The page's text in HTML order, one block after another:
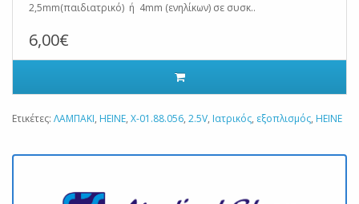
2,5mm(παιδιατρικό) ή 4mm (ενηλίκων) σε συσκ..
6,00€
Ετικέτες: ΛΑΜΠΑΚΙ, ΗΕΙΝΕ, Χ-01.88.056, 2.5V, Ιατρικός, εξοπλισμός, HEINE